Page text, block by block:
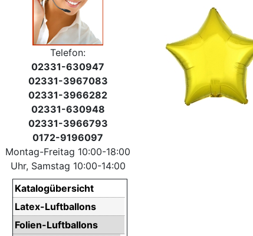
Telefon:
02331-630947
02331-3967083
02331-3966282
02331-630948
02331-3966793
0172-9196097
Montag-Freitag 10:00-18:00
Uhr, Samstag 10:00-14:00
Katalogübersicht
Latex-Luftballons
Folien-Luftballons